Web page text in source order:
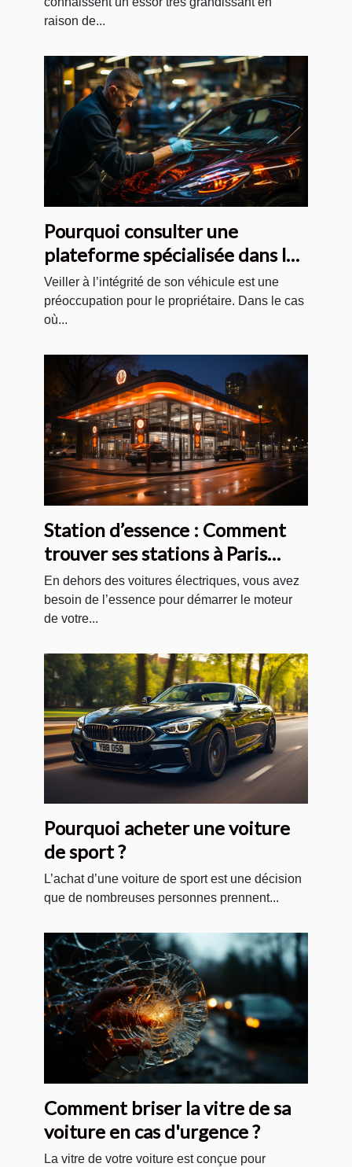
raison de...
Pourquoi consulter une
plateforme spécialisée dans le
vitrage de véhicules ?
Veiller à l’intégrité de son véhicule est une
préoccupation pour le propriétaire. Dans le cas
où...
Station d’essence : Comment
trouver ses stations à Paris
pour votre voiture ?
En dehors des voitures électriques, vous avez
besoin de l’essence pour démarrer le moteur
de votre...
Pourquoi acheter une voiture
de sport ?
L’achat d’une voiture de sport est une décision
que de nombreuses personnes prennent...
Comment briser la vitre de sa
voiture en cas d'urgence ?
La vitre de votre voiture est conçue pour